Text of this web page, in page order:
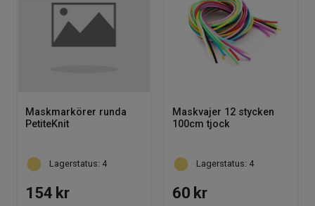
Maskmarkörer runda
PetiteKnit
Lagerstatus: 4
154 kr
Maskvajer 12 stycken
100cm tjock
Lagerstatus: 4
60 kr